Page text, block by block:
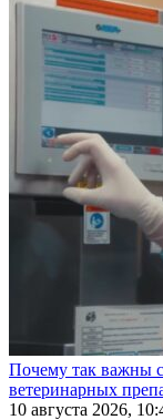
Почему так важны
ветеринарных
10 августа 2026,